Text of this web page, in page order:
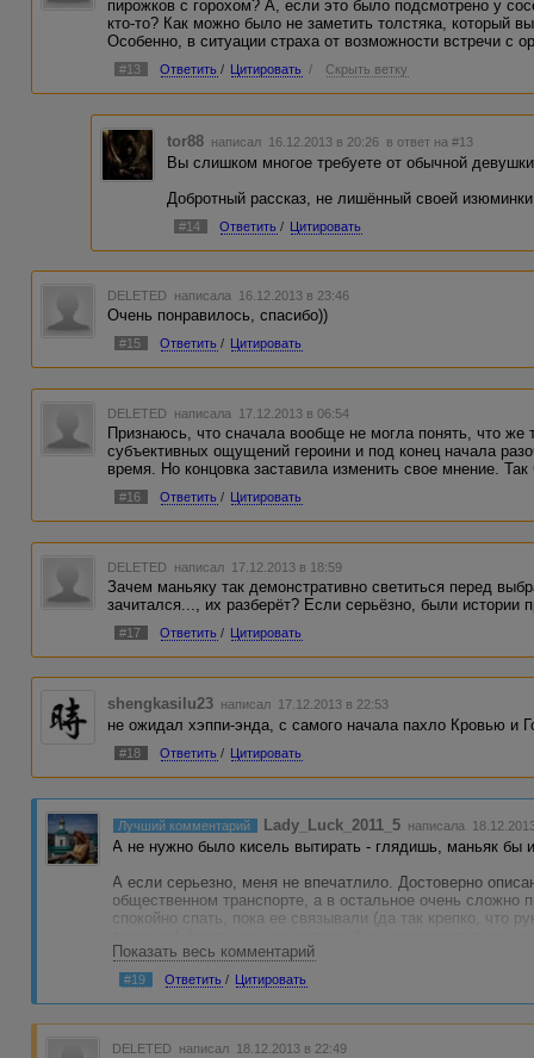
пирожков с горохом? А, если это было подсмотрено у
кто-то? Как можно было не заметить толстяка, который
Особенно, в ситуации страха от возможности встречи с
#13 Ответить / Цитировать / Скрыть ветку
tor88 написал 16.12.2013 в 20:26 в ответ на #13
Вы слишком многое требуете от обычной
Добротный рассказ, не лишённый своей
#14 Ответить / Цитировать
DELETED написала 16.12.2013 в 23:46
Очень понравилось, спасибо))
#15 Ответить / Цитировать
DELETED написала 17.12.2013 в 06:54
Признаюсь, что сначала вообще не могла понять, что же
субъективных ощущений героини и под конец начала
время. Но концовка заставила изменить свое мнение.
#16 Ответить / Цитировать
DELETED написал 17.12.2013 в 18:59
Зачем маньяку так демонстративно светиться перед
зачитался..., их разберёт? Если серьёзно, были истории
#17 Ответить / Цитировать
shengkasilu23 написал 17.12.2013 в 22:53
не ожидал хэппи-энда, с самого начала пахло Кровью и
#18 Ответить / Цитировать
Лучший комментарий Lady_Luck_2011_5 написала
А не нужно было кисель вытирать - глядишь, маньяк бы
А если серьезно, меня не впечатлило. Достоверно
общественном транспорте, а в остальное очень сложно
спокойно спать, пока ее связывали (да так крепко, что
автобусе шоколадку))))
Показать весь комментарий
#19 Ответить / Цитировать
DELETED написал 18.12.2013 в 22:49